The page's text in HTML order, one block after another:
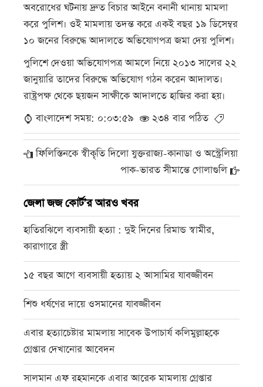
অবরোধের ঘটনায় দ্রুত বিচার আইনে বনানী থানায় মামলা
করে পুলিশ। ওই মামলায় তদন্ত করে একই বছর ১৯ ডিসেম্বর
১০ জনের বিরুদ্ধে আদালতে অভিযোগপত্র জমা দেয় পুলিশ।
পুলিশে দেওয়া অভিযোগপত্র আমলে নিয়ে ২০১৩ সালের ২২
জানুয়ারি তাদের বিরুদ্ধে অভিযোগ গঠন করেন আদালত।
রাষ্ট্রপক্ষ থেকে ছয়জন সাক্ষীকে আদালতে হাজির করা হয়।
বাংলাদেশ সময়: ০:০৩:৫৯
২৩৪ বার পঠিত
ফিলিস্তিনকে স্বীকৃতি দিলো যুক্তরাজ্য-কানাডা ও অস্ট্রেলিয়া
পাক-ভারত সীমান্তে গোলাগুলি
জেলা জজ কোর্ট’র আরও খবর
হাতিরঝিলে ব্যবসায়ী হত্যা : দুই দিনের রিমান্ড স্বামীর,
কারাগারে স্ত্রী
১৫ বছর আগে ব্যবসায়ী হত্যায় ২ আসামির যাবজ্জীবন
শিশু ধর্ষণের দায়ে ওসমানের যাবজ্জীবন
এবার হত্যাচেষ্টার মামলায় সাবেক উপাচার্য কলিমুল্লাহকে
গ্রেপ্তার দেখানোর আবেদন
সালমান এফ রহমানকে এবার আরেক মামলায় গ্রেপ্তার